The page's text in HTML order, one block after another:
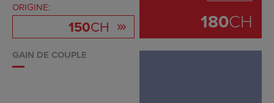
ORIGINE:
150CH
180CH
GAIN DE COUPLE